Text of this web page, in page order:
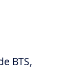
BTS,